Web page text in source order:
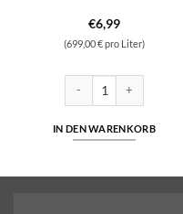
€6,99
(699,00 € pro Liter)
IN DEN WARENKORB